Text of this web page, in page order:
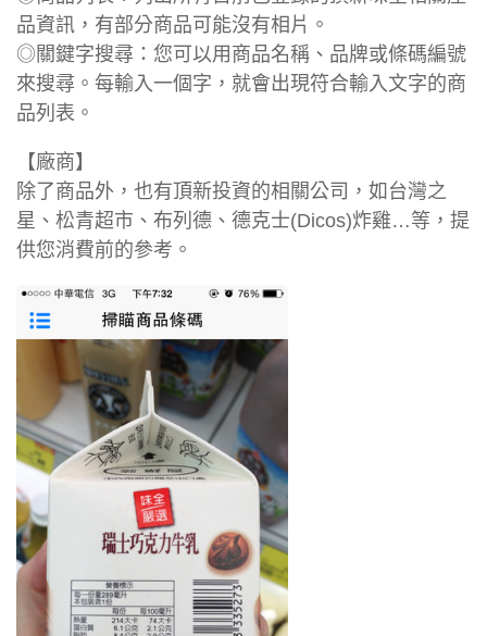
品資訊，有部分商品可能沒有相片。
◎關鍵字搜尋：您可以用商品名稱、品牌或條碼編號
來搜尋。每輸入一個字，就會出現符合輸入文字的商
品列表。
【廠商】
除了商品外，也有頂新投資的相關公司，如台灣之
星、松青超市、布列德、德克士(Dicos)炸雞…等，提
供您消費前的參考。